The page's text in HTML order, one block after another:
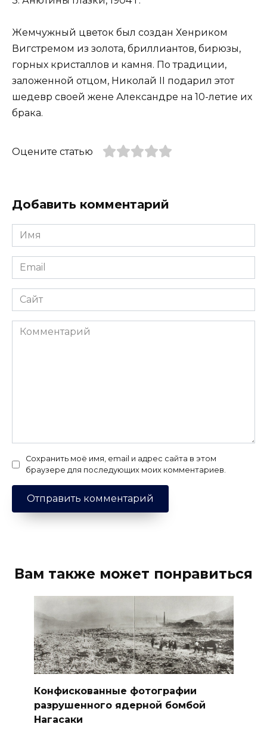
Жемчужный цветок был создан Хенриком
Вигстремом из золота, бриллиантов, бирюзы,
горных кристаллов и камня. По традиции,
заложенной отцом, Николай II подарил этот
шедевр своей жене Александре на 10-летие их
брака.
Оцените статью
Добавить комментарий
Имя
*
Email
*
Сайт
Комментарий
Сохранить моё имя, email и адрес сайта в этом
браузере для последующих моих комментариев.
Вам также может понравиться
Конфискованные фотографии
разрушенного ядерной бомбой
Нагасаки